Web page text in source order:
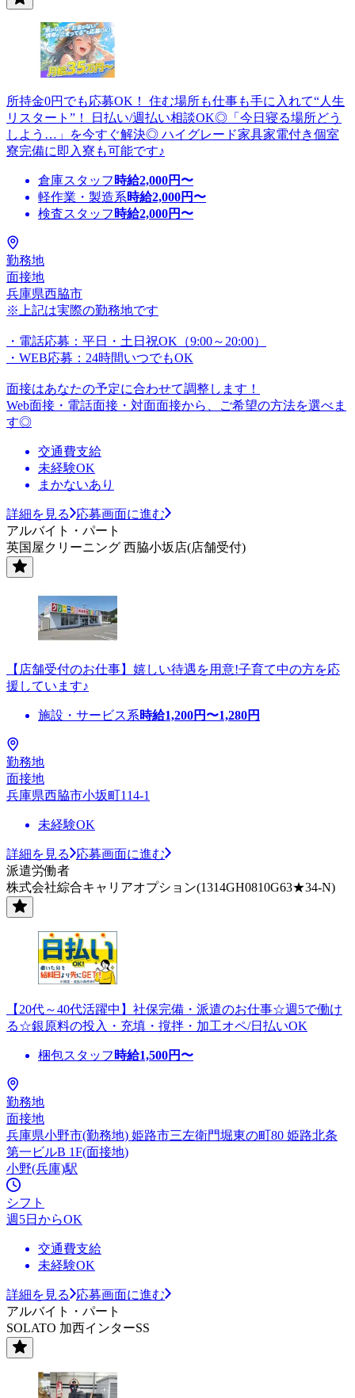
所持金0円でも応募OK！ 住む場所も仕事も手に入れて“人生
リスタート”！ 日払い/週払い相談OK◎「今日寝る場所どう
しよう…」を今すぐ解決◎ ハイグレード家具家電付き個室
寮完備に即入寮も可能です♪
倉庫スタッフ 時給2,000円〜
軽作業・製造系時給2,000円〜
検査スタッフ 時給2,000円〜
勤務地
面接地
兵庫県西脇市
※上記は実際の勤務地です
・電話応募：平日・土日祝OK（9:00～20:00）
・WEB応募：24時間いつでもOK
面接はあなたの予定に合わせて調整します！
Web面接・電話面接・対面面接から、ご希望の方法を選べま
す◎
交通費支給
未経験OK
まかないあり
詳細を見る
応募画面に進む
アルバイト・パート
英国屋クリーニング 西脇小坂店(店舗受付)
【店舗受付のお仕事】嬉しい待遇を用意!子育て中の方を応
援しています♪
施設・サービス系時給1,200円〜1,280円
勤務地
面接地
兵庫県西脇市小坂町114-1
未経験OK
詳細を見る
応募画面に進む
派遣労働者
株式会社綜合キャリアオプション(1314GH0810G63★34-N)
【20代～40代活躍中】社保完備・派遣のお仕事☆週5で働け
る☆銀原料の投入・充填・撹拌・加工オペ/日払いOK
梱包スタッフ 時給1,500円〜
勤務地
面接地
兵庫県小野市(勤務地) 姫路市三左衛門堀東の町80 姫路北条
第一ビルB 1F(面接地)
小野(兵庫)駅
シフト
週5日からOK
交通費支給
未経験OK
詳細を見る
応募画面に進む
アルバイト・パート
SOLATO 加西インターSS